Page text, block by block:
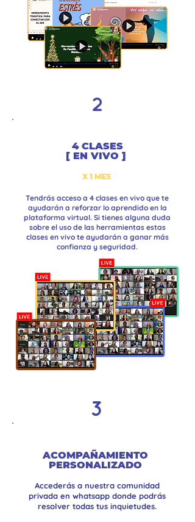
4 CLASES
[ EN VIVO ]
X 1 MES
Tendrás acceso a 4 clases en vivo que te
ayudarán a reforzar lo aprendido en la
plataforma virtual. Si tienes alguna duda
sobre el uso de las herramientas estas
clases en vivo te ayudarán a ganar más
confianza y seguridad.
2
ACOMPAÑAMIENTO
PERSONALIZADO
Accederás a nuestra comunidad
privada en whatsapp donde podrás
resolver todas tus inquietudes.
3